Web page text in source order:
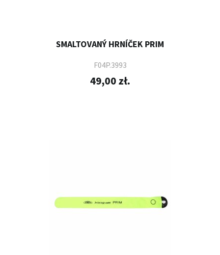
SMALTOVANÝ HRNÍČEK PRIM
F04P.3993
49,00 zł.